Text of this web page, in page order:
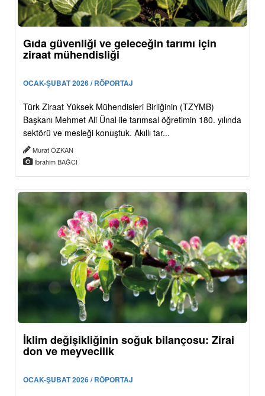
Gıda güvenliği ve geleceğin tarımı için
ziraat mühendisliği
OCAK-ŞUBAT 2026 / RÖPORTAJ
Türk Ziraat Yüksek Mühendisleri Birliğinin (TZYMB)
Başkanı Mehmet Ali Ünal ile tarımsal öğretimin 180. yılında
sektörü ve mesleği konuştuk. Akıllı tar...
Murat ÖZKAN
İbrahim BAĞCI
İklim değişikliğinin soğuk bilançosu: Zirai
don ve meyvecilik
OCAK-ŞUBAT 2026 / RÖPORTAJ